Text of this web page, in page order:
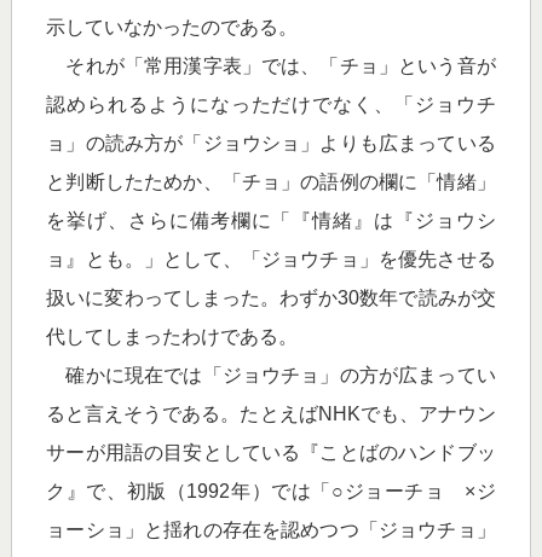
示していなかったのである。
それが「常用漢字表」では、「チョ」という音が
認められるようになっただけでなく、「ジョウチ
ョ」の読み方が「ジョウショ」よりも広まっている
と判断したためか、「チョ」の語例の欄に「情緒」
を挙げ、さらに備考欄に「『情緒』は『ジョウシ
ョ』とも。」として、「ジョウチョ」を優先させる
扱いに変わってしまった。わずか30数年で読みが交
代してしまったわけである。
確かに現在では「ジョウチョ」の方が広まってい
ると言えそうである。たとえばNHKでも、アナウン
サーが用語の目安としている『ことばのハンドブッ
ク』で、初版（1992年）では「○ジョーチョ ×ジ
ョーショ」と揺れの存在を認めつつ「ジョウチョ」